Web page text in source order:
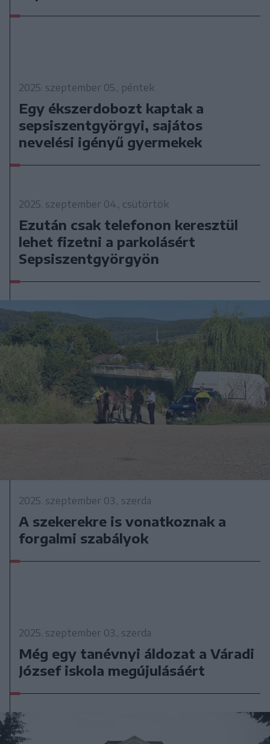
2025. szeptember 05., péntek
Egy ékszerdobozt kaptak a
sepsiszentgyörgyi, sajátos
nevelési igényű gyermekek
2025. szeptember 04., csütörtök
Ezután csak telefonon keresztül
lehet fizetni a parkolásért
Sepsiszentgyörgyön
2025. szeptember 03., szerda
A szekerekre is vonatkoznak a
forgalmi szabályok
2025. szeptember 03., szerda
Még egy tanévnyi áldozat a Váradi
József iskola megújulásáért